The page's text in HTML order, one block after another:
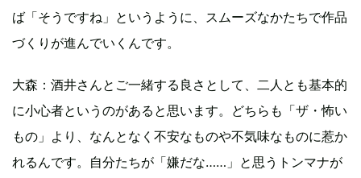
ば「そうですね」というように、スムーズなかたちで作品
づくりが進んでいくんです。
大森：酒井さんとご一緒する良さとして、二人とも基本的
に小心者というのがあると思います。どちらも「ザ・怖い
もの」より、なんとなく不安なものや不気味なものに惹か
れるんです。自分たちが「嫌だな……」と思うトンマナが